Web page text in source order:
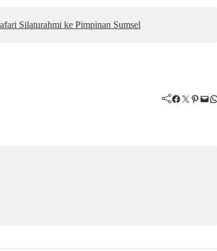
Silaturahmi ke Pimpinan Sumsel
Facebook Twitter Pinterest Mail WhatsApp